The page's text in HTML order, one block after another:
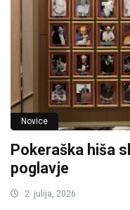
Novice
Pokeraška hiša
poglavje
2. julija, 2026